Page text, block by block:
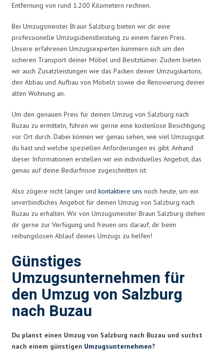
Entfernung von rund 1.200 Kilometern rechnen.
Bei Umzugsmeister Braun Salzburg bieten wir dir eine
professionelle Umzugsdienstleistung zu einem fairen Preis.
Unsere erfahrenen Umzugsexperten kümmern sich um den
sicheren Transport deiner Möbel und Besitztümer. Zudem bieten
wir auch Zusatzleistungen wie das Packen deiner Umzugskartons,
den Abbau und Aufbau von Möbeln sowie die Renovierung deiner
alten Wohnung an.
Um den genauen Preis für deinen Umzug von Salzburg nach
Buzau zu ermitteln, führen wir gerne eine kostenlose Besichtigung
vor Ort durch. Dabei können wir genau sehen, wie viel Umzugsgut
du hast und welche speziellen Anforderungen es gibt. Anhand
dieser Informationen erstellen wir ein individuelles Angebot, das
genau auf deine Bedürfnisse zugeschnitten ist.
Also zögere nicht länger und kontaktiere uns noch heute, um ein
unverbindliches Angebot für deinen Umzug von Salzburg nach
Buzau zu erhalten. Wir von Umzugsmeister Braun Salzburg stehen
dir gerne zur Verfügung und freuen uns darauf, dir beim
reibungslosen Ablauf deines Umzugs zu helfen!
Günstiges
Umzugsunternehmen für
den Umzug von Salzburg
nach Buzau
Du planst einen Umzug von Salzburg nach Buzau und suchst
nach einem günstigen Umzugsunternehmen?